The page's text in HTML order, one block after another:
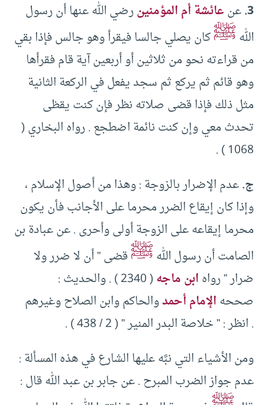
3. عنعائشة أم المؤمنينرضي الله عنها أن رسول
اللهﷺكان يصلي جالسا فيقرأ وهو جالس فإذا بقي
من قراءته نحو من ثلاثين أو أربعين آية قام فقرأها
وهو قائم ثم يركع ثم سجد يفعل في الركعة الثانية
مثل ذلك فإذا قضى صلاته نظر فإن كنت يقظى
تحدث معي وإن كنت نائمة اضطجع . رواه البخاري (
1068 ) .
ج.عدم الإضرار بالزوجة : وهذا من أصول الإسلام ،
وإذا كان إيقاع الضرر محرما على الأجانب فأن يكون
محرما إيقاعه على الزوجة أولى وأحرى . عن عبادة بن
الصامت أن رسول اللهﷺقضى ” أن لا ضرر ولا
ضرار ” رواهابن ماجه
( 2340 ) . والحديث :
صححهالإمام أحمدوالحاكم وابن الصلاح وغيرهم
. انظر : ” خلاصة البدر المنير ” ( 2 / 438 ) .
ومن الأشياء التي نبَّه عليها الشارع في هذه المسألة :
عدم جواز الضرب المبرح . عن جابر بن عبد الله قال :